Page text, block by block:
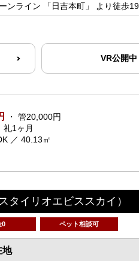
ンライン 「日吉本町」 より徒歩
VR公開中
・ 管20,000円
礼1ヶ月
／ 40.13㎡
スタイリオエビススカイ）
0 ペット相談可
地